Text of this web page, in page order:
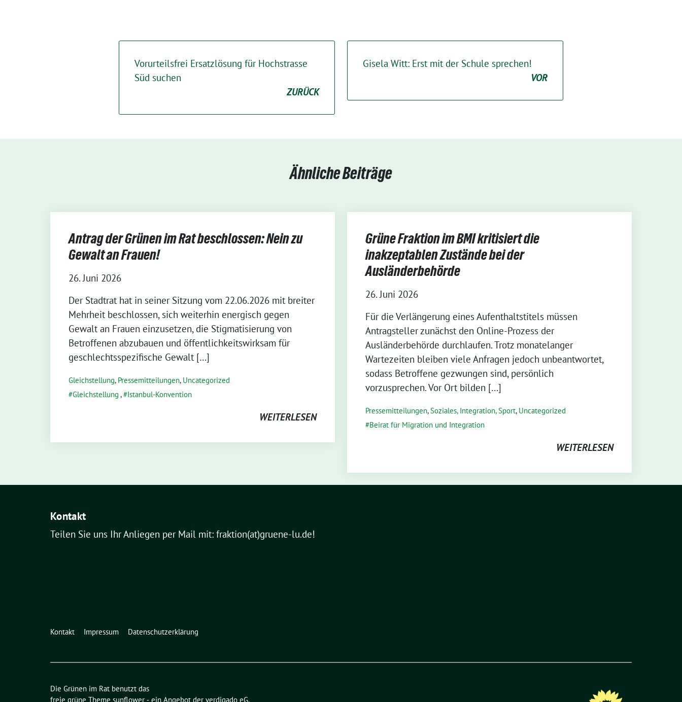
Vorurteilsfrei Ersatzlösung für Hochstrasse
Süd suchen
ZURÜCK
Gisela Witt: Erst mit der Schule sprechen!
VOR
Ähnliche Beiträge
Antrag der Grünen im Rat beschlossen: Nein zu
Gewalt an Frauen!
26. Juni 2026
Der Stadtrat hat in seiner Sitzung vom 22.06.2026 mit breiter
Mehrheit beschlossen, sich weiterhin energisch gegen
Gewalt an Frauen einzusetzen, die Stigmatisierung von
Betroffenen abzubauen und öffentlichkeitswirksam für
geschlechtsspezifische Gewalt […]
Gleichstellung, Pressemitteilungen, Uncategorized
Gleichstellung , Istanbul-Konvention
WEITERLESEN
Grüne Fraktion im BMI kritisiert die
inakzeptablen Zustände bei der
Ausländerbehörde
26. Juni 2026
Für die Verlängerung eines Aufenthaltstitels müssen
Antragsteller zunächst den Online-Prozess der
Ausländerbehörde durchlaufen. Trotz monatelanger
Wartezeiten bleiben viele Anfragen jedoch unbeantwortet,
sodass Betroffene gezwungen sind, persönlich
vorzusprechen. Vor Ort bilden […]
Pressemitteilungen,Soziales, Integration, Sport, Uncategorized
Beirat für Migration und Integration
WEITERLESEN
Kontakt
Teilen Sie uns Ihr Anliegen per Mail mit: fraktion(at)gruene-lu.de!
Kontakt Impressum Datenschutzerklärung
Die Grünen im Rat benutzt das
freie grüne Theme sunflower ‐ ein Angebot der verdigado eG.